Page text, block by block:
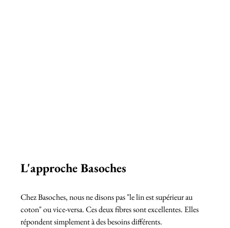
L'approche Basoches
Chez Basoches, nous ne disons pas "le lin est supérieur au
coton" ou vice-versa. Ces deux fibres sont excellentes. Elles
répondent simplement à des besoins différents.